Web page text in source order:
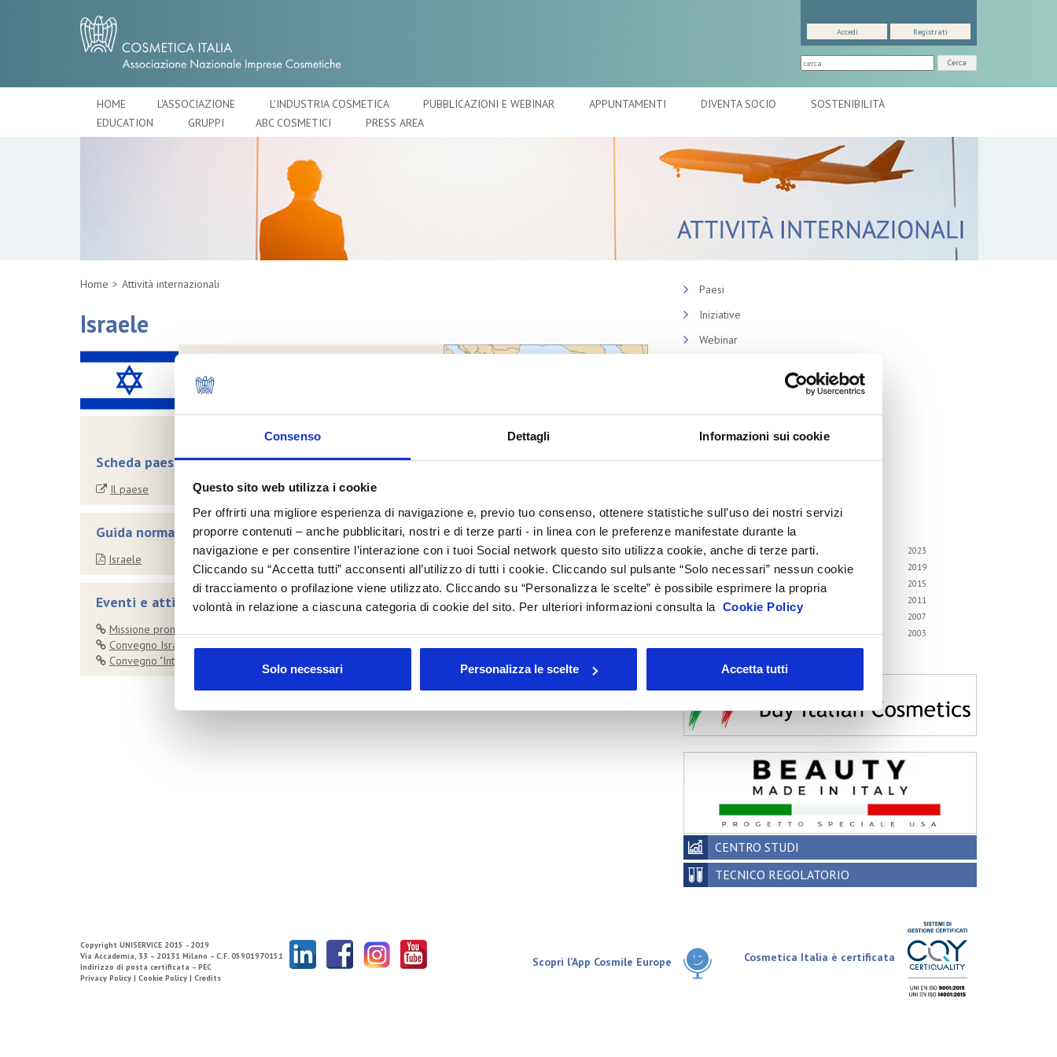
Consenso Dettagli Informazioni sui cookie
Questo sito web utilizza i cookie
Per offrirti una migliore esperienza di navigazione e, previo tuo consenso, ottenere statistiche sull’uso dei nostri servizi
proporre contenuti – anche pubblicitari, nostri e di terze parti - in linea con le preferenze manifestate durante la
navigazione e per consentire l’interazione con i tuoi Social network questo sito utilizza cookie, anche di terze parti.
Cliccando su “Accetta tutti” acconsenti all’utilizzo di tutti i cookie. Cliccando sul pulsante “Solo necessari” nessun cookie
di tracciamento o profilazione viene utilizzato. Cliccando su “Personalizza le scelte” è possibile esprimere la propria
volontà in relazione a ciascuna categoria di cookie del sito. Per ulteriori informazioni consulta la Cookie Policy
Solo necessari Personalizza le scelte Accetta tutti
Cerca
Accedi Registrati
HOME L'ASSOCIAZIONE L'INDUSTRIA COSMETICA PUBBLICAZIONI E WEBINAR APPUNTAMENTI DIVENTA SOCIO
SOSTENIBILITÀ
EDUCATION
GRUPPI ABC COSMETICI PRESS AREA
Home Attività internazionali
Israele
Scheda paese
Il paese
Guida normativa all'esportazione
Israele
Eventi e attività
Missione promossa dal governo - 2008
Convegno Israele - Italia 2007
Convegno "Integrating new technologies in cosmetics in preventig skin ageing and sun safety" - 2006
Paesi
Iniziative
Webinar
Memorandum of Understanding
Corsi di formazione
Contatti utili
FAQ
Tutti gli anni
2026 2025
2023
2022
2021 2020
2019
2018
2017
2015
2014
2013
2011
2007
2006
2005 2004
2003
2002
CENTRO STUDI
TECNICO REGOLATORIO
Copyright UNISERVICE 2015 - 2019
Via Accademia, 33 – 20131 Milano – C.F. 05901970151
Indirizzo di posta certificata – PEC
Privacy Policy | Cookie Policy | Credits
Cosmetica Italia è certificata
Scopri l'App Cosmile Europe